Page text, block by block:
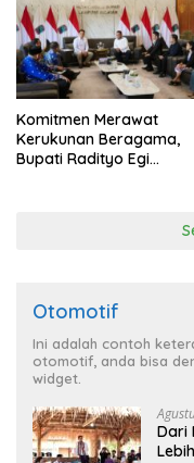
Komitmen Merawat
Kerukunan Beragama,
Bupati Radityo Egi
Otomotif
Ini adalah contoh
otomotif, anda bisa
widget.
Dari